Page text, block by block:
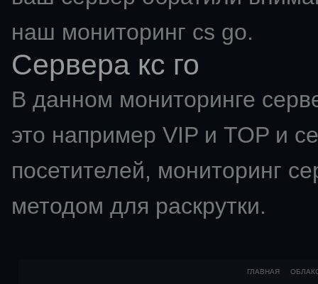
наш мониторинг cs go.
Сервера кс го
В данном мониторинге
это например VIP и TOP и
посетителей, мониторинг
методом для раскрутки.
ГЛАВНАЯ